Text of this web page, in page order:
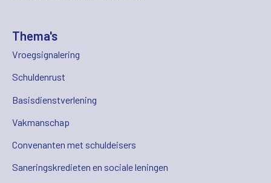
Thema's
Vroegsignalering
Schuldenrust
Basisdienstverlening
Vakmanschap
Convenanten met schuldeisers
Saneringskredieten en sociale leningen